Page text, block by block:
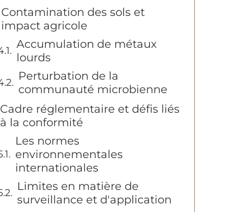
Contamination des sols et
impact agricole
Accumulation de métaux
lourds
Perturbation de la
communauté microbienne
Cadre réglementaire et défis liés
à la conformité
Les normes
environnementales
internationales
Limites en matière de
surveillance et d'application